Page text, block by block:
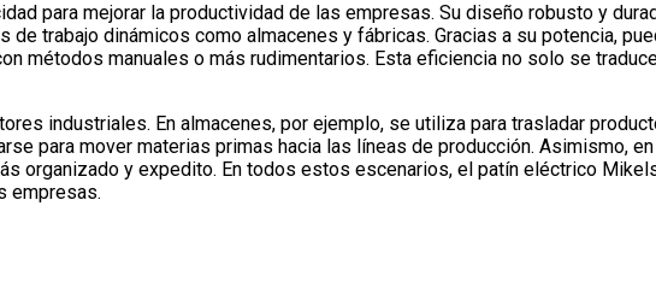
para mejorar la productividad de las empresas. Su diseño robusto y
trabajo dinámicos como almacenes y fábricas. Gracias a su potencia,
métodos manuales o más rudimentarios. Esta eficiencia no solo se
industriales. En almacenes, por ejemplo, se utiliza para trasladar
para mover materias primas hacia las líneas de producción. Asimismo,
organizado y expedito. En todos estos escenarios, el patín eléctrico
empresas.